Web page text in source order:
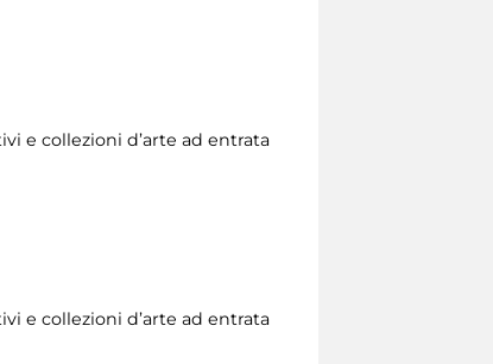
e collezioni d’arte ad entrata
e collezioni d’arte ad entrata